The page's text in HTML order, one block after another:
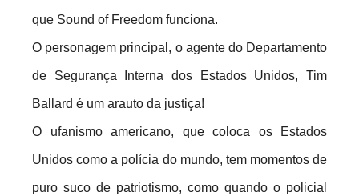
que Sound of Freedom funciona.
O personagem principal, o agente do Departamento
de Segurança Interna dos Estados Unidos, Tim
Ballard é um arauto da justiça!
O ufanismo americano, que coloca os Estados
Unidos como a polícia do mundo, tem momentos de
puro suco de patriotismo, como quando o policial